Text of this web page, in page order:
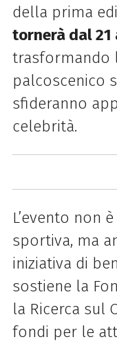
della prima
tornerà dal 21
trasformando
palcoscenico
sfideranno
celebrità.
L’evento non
sportiva, ma
iniziativa di
sostiene la
la Ricerca sul
fondi per le